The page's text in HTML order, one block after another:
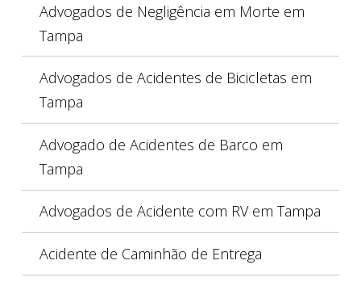
Advogados de Negligência em Morte em
Tampa
Advogados de Acidentes de Bicicletas em
Tampa
Advogado de Acidentes de Barco em
Tampa
Advogados de Acidente com RV em Tampa
Acidente de Caminhão de Entrega